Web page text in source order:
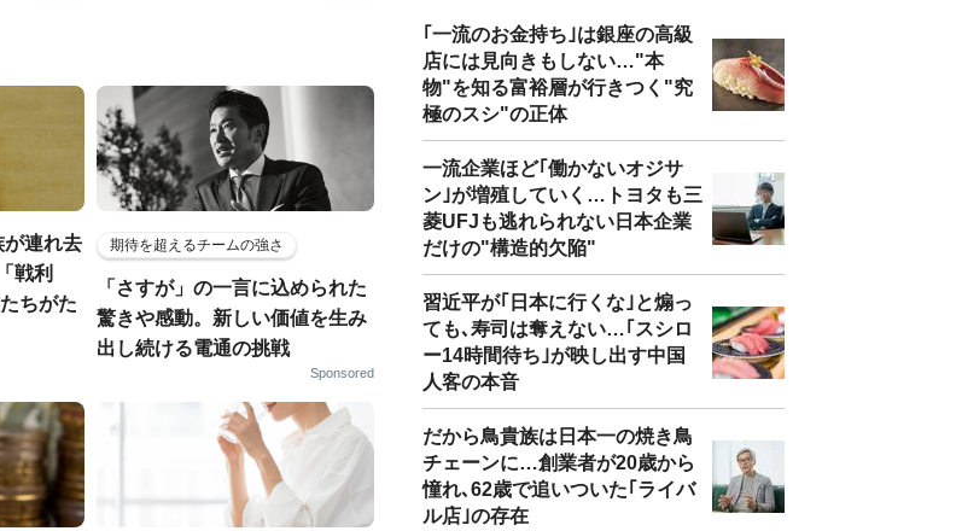
連れ去
戦利
ちがた
期待を超えるチームの強さ
「さすが」の一言に込められた
驚きや感動。新しい価値を生み
出し続ける電通の挑戦
Sponsored
｢一流のお金持ち｣は銀座の高級
店には見向きもしない…"本
物"を知る富裕層が行きつく"究
極のスシ"の正体
一流企業ほど｢働かないオジサ
ン｣が増殖していく…トヨタも三
菱UFJも逃れられない日本企業
だけの"構造的欠陥"
習近平が｢日本に行くな｣と煽っ
ても､寿司は奪えない…｢スシロ
ー14時間待ち｣が映し出す中国
人客の本音
だから鳥貴族は日本一の焼き鳥
チェーンに…創業者が20歳から
憧れ､62歳で追いついた｢ライバ
ル店｣の存在